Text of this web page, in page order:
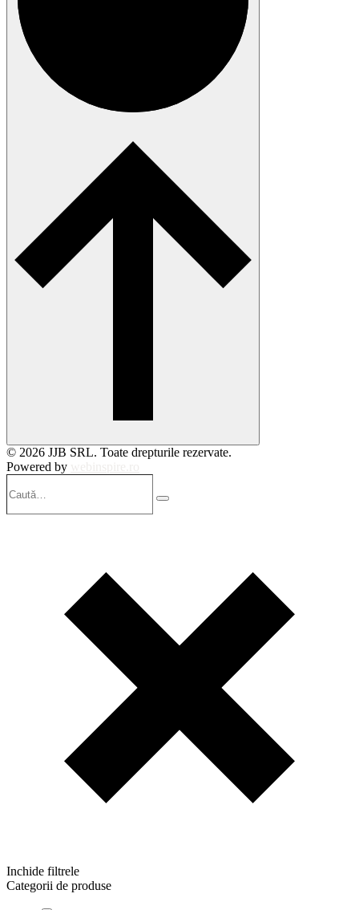
© 2026 JJB SRL. Toate drepturile rezervate.
Powered by
Search
Inchide filtrele
Categorii de produse